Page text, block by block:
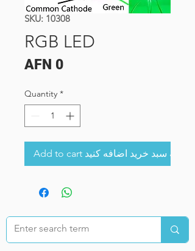
SKU: 10308
RGB LED
AFN 0Price
Quantity *
Add to cart به سبد خرید اضافه کنید